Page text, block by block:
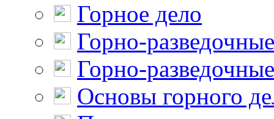
Горное дело
Горно-
Горно-
Основы горного